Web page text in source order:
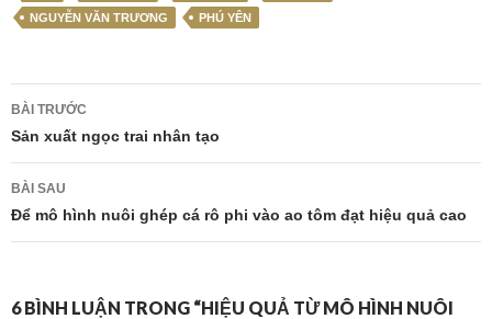
NGUYỄN VĂN TRƯƠNG
PHÚ YÊN
Điều
hướng
bài
viết
BÀI TRƯỚC
Sản xuất ngọc trai nhân tạo
BÀI SAU
Để mô hình nuôi ghép cá rô phi vào ao tôm đạt hiệu quả cao
6 BÌNH LUẬN TRONG “HIỆU QUẢ TỪ MÔ HÌNH NUÔI